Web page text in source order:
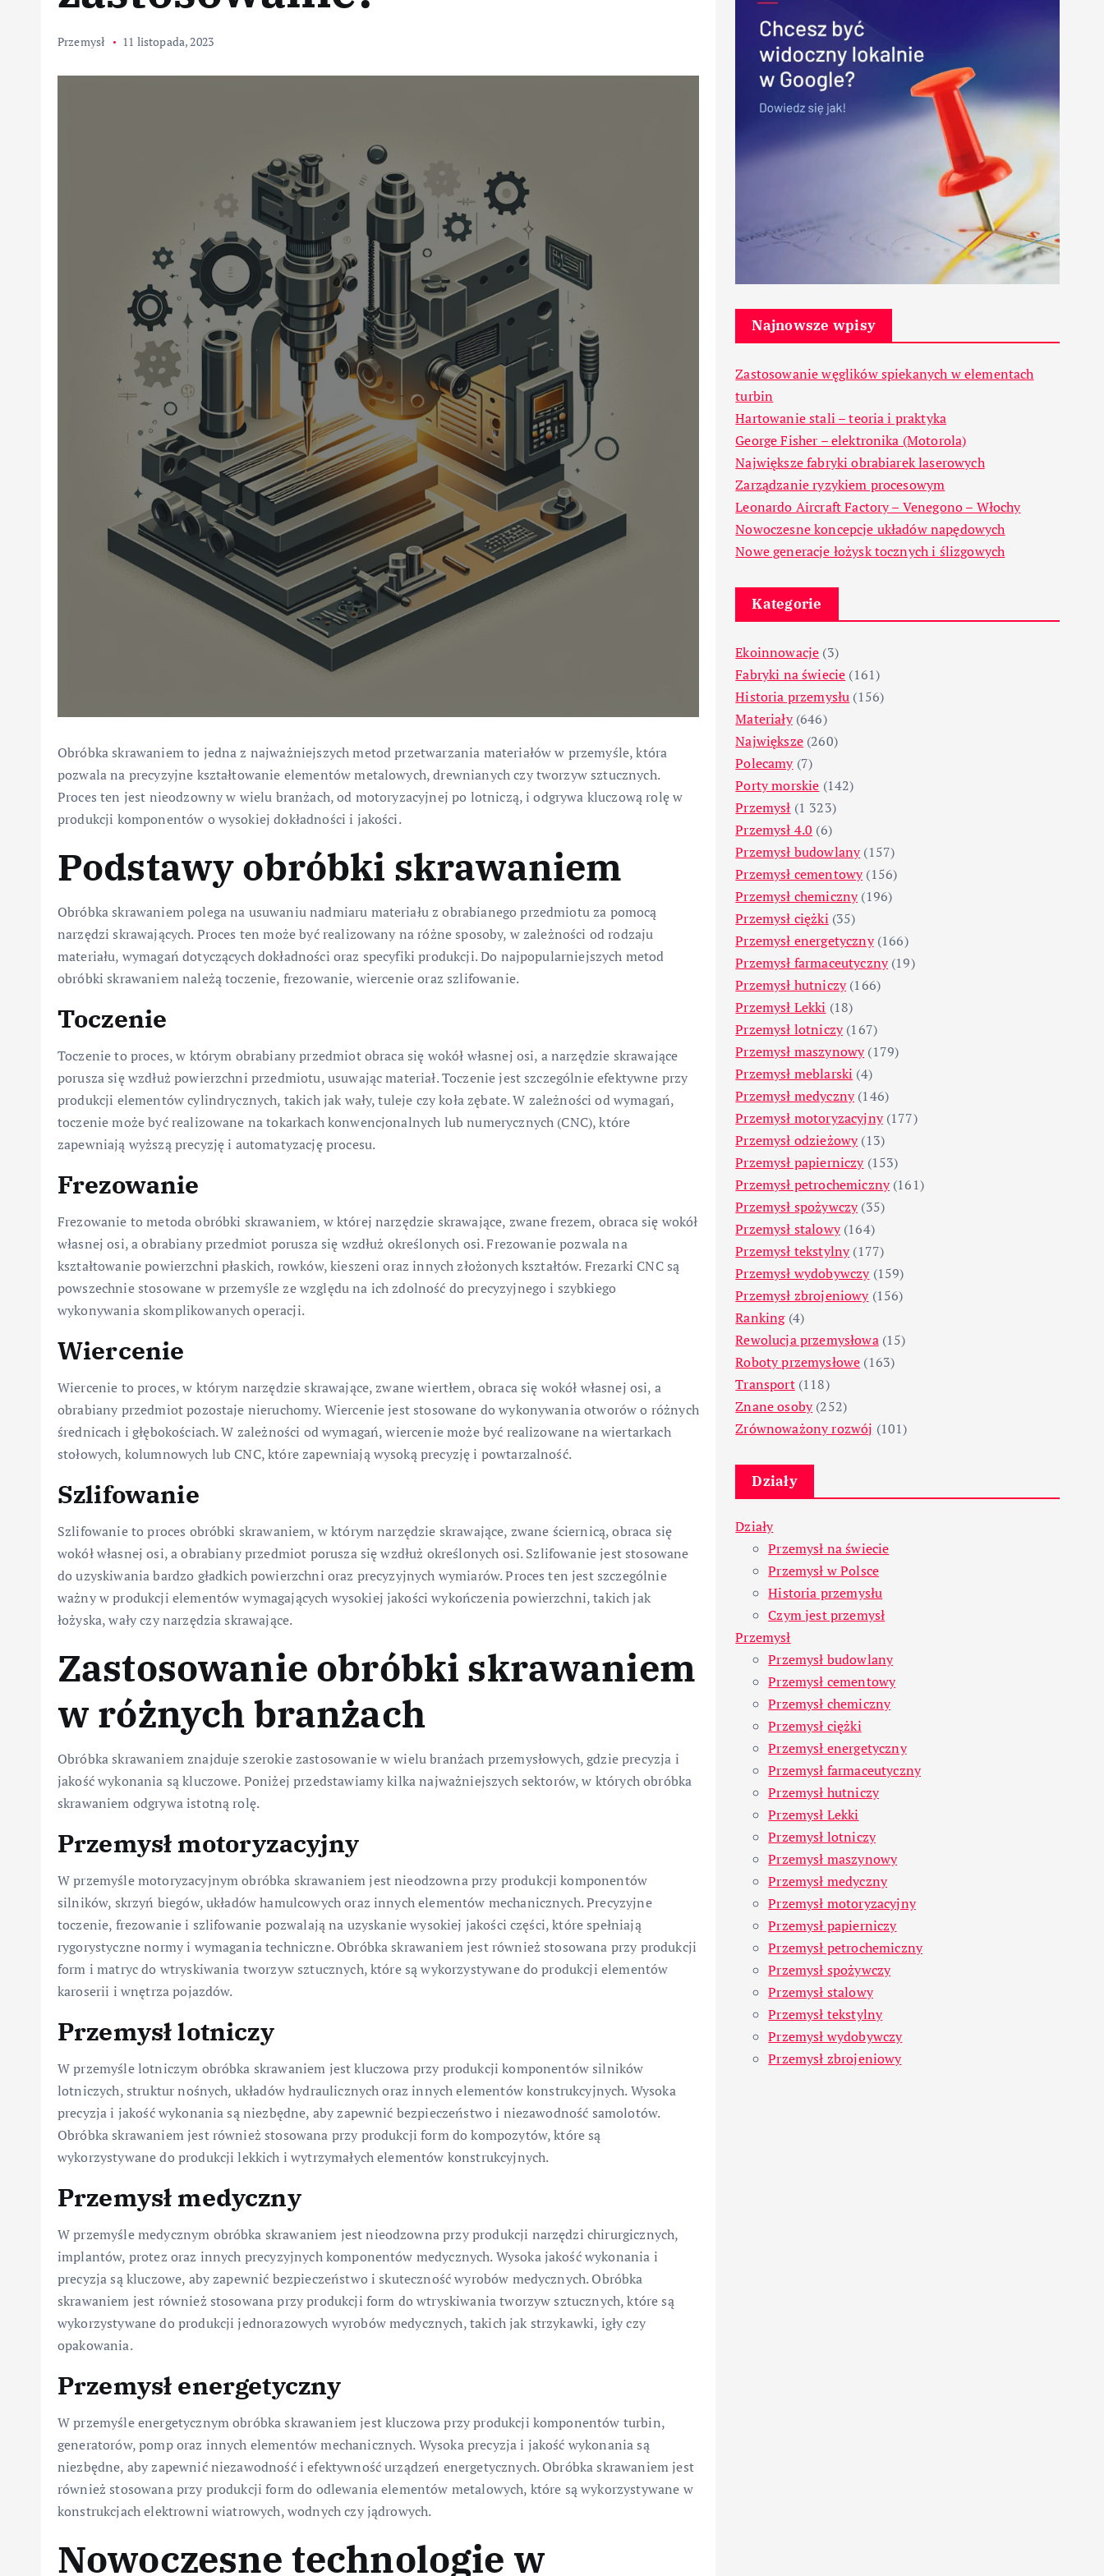
Przemysł 11 listopada, 2023
Obróbka skrawaniem to jedna z najważniejszych metod przetwarzania materiałów w przemyśle, która
pozwala na precyzyjne kształtowanie elementów metalowych, drewnianych czy tworzyw sztucznych.
Proces ten jest nieodzowny w wielu branżach, od motoryzacyjnej po lotniczą, i odgrywa kluczową rolę w
produkcji komponentów o wysokiej dokładności i jakości.
Podstawy obróbki skrawaniem
Obróbka skrawaniem polega na usuwaniu nadmiaru materiału z obrabianego przedmiotu za pomocą
narzędzi skrawających. Proces ten może być realizowany na różne sposoby, w zależności od rodzaju
materiału, wymagań dotyczących dokładności oraz specyfiki produkcji. Do najpopularniejszych metod
obróbki skrawaniem należą toczenie, frezowanie, wiercenie oraz szlifowanie.
Toczenie
Toczenie to proces, w którym obrabiany przedmiot obraca się wokół własnej osi, a narzędzie skrawające
porusza się wzdłuż powierzchni przedmiotu, usuwając materiał. Toczenie jest szczególnie efektywne przy
produkcji elementów cylindrycznych, takich jak wały, tuleje czy koła zębate. W zależności od wymagań,
toczenie może być realizowane na tokarkach konwencjonalnych lub numerycznych (CNC), które
zapewniają wyższą precyzję i automatyzację procesu.
Frezowanie
Frezowanie to metoda obróbki skrawaniem, w której narzędzie skrawające, zwane frezem, obraca się wokół
własnej osi, a obrabiany przedmiot porusza się wzdłuż określonych osi. Frezowanie pozwala na
kształtowanie powierzchni płaskich, rowków, kieszeni oraz innych złożonych kształtów. Frezarki CNC są
powszechnie stosowane w przemyśle ze względu na ich zdolność do precyzyjnego i szybkiego
wykonywania skomplikowanych operacji.
Wiercenie
Wiercenie to proces, w którym narzędzie skrawające, zwane wiertłem, obraca się wokół własnej osi, a
obrabiany przedmiot pozostaje nieruchomy. Wiercenie jest stosowane do wykonywania otworów o różnych
średnicach i głębokościach. W zależności od wymagań, wiercenie może być realizowane na wiertarkach
stołowych, kolumnowych lub CNC, które zapewniają wysoką precyzję i powtarzalność.
Szlifowanie
Szlifowanie to proces obróbki skrawaniem, w którym narzędzie skrawające, zwane ściernicą, obraca się
wokół własnej osi, a obrabiany przedmiot porusza się wzdłuż określonych osi. Szlifowanie jest stosowane
do uzyskiwania bardzo gładkich powierzchni oraz precyzyjnych wymiarów. Proces ten jest szczególnie
ważny w produkcji elementów wymagających wysokiej jakości wykończenia powierzchni, takich jak
łożyska, wały czy narzędzia skrawające.
Zastosowanie obróbki skrawaniem
w różnych branżach
Obróbka skrawaniem znajduje szerokie zastosowanie w wielu branżach przemysłowych, gdzie precyzja i
jakość wykonania są kluczowe. Poniżej przedstawiamy kilka najważniejszych sektorów, w których obróbka
skrawaniem odgrywa istotną rolę.
Przemysł motoryzacyjny
W przemyśle motoryzacyjnym obróbka skrawaniem jest nieodzowna przy produkcji komponentów
silników, skrzyń biegów, układów hamulcowych oraz innych elementów mechanicznych. Precyzyjne
toczenie, frezowanie i szlifowanie pozwalają na uzyskanie wysokiej jakości części, które spełniają
rygorystyczne normy i wymagania techniczne. Obróbka skrawaniem jest również stosowana przy produkcji
form i matryc do wtryskiwania tworzyw sztucznych, które są wykorzystywane do produkcji elementów
karoserii i wnętrza pojazdów.
Przemysł lotniczy
W przemyśle lotniczym obróbka skrawaniem jest kluczowa przy produkcji komponentów silników
lotniczych, struktur nośnych, układów hydraulicznych oraz innych elementów konstrukcyjnych. Wysoka
precyzja i jakość wykonania są niezbędne, aby zapewnić bezpieczeństwo i niezawodność samolotów.
Obróbka skrawaniem jest również stosowana przy produkcji form do kompozytów, które są
wykorzystywane do produkcji lekkich i wytrzymałych elementów konstrukcyjnych.
Przemysł medyczny
W przemyśle medycznym obróbka skrawaniem jest nieodzowna przy produkcji narzędzi chirurgicznych,
implantów, protez oraz innych precyzyjnych komponentów medycznych. Wysoka jakość wykonania i
precyzja są kluczowe, aby zapewnić bezpieczeństwo i skuteczność wyrobów medycznych. Obróbka
skrawaniem jest również stosowana przy produkcji form do wtryskiwania tworzyw sztucznych, które są
wykorzystywane do produkcji jednorazowych wyrobów medycznych, takich jak strzykawki, igły czy
opakowania.
Przemysł energetyczny
W przemyśle energetycznym obróbka skrawaniem jest kluczowa przy produkcji komponentów turbin,
generatorów, pomp oraz innych elementów mechanicznych. Wysoka precyzja i jakość wykonania są
niezbędne, aby zapewnić niezawodność i efektywność urządzeń energetycznych. Obróbka skrawaniem jest
również stosowana przy produkcji form do odlewania elementów metalowych, które są wykorzystywane w
konstrukcjach elektrowni wiatrowych, wodnych czy jądrowych.
Nowoczesne technologie w
Najnowsze wpisy
Zastosowanie węglików spiekanych w elementach
turbin
Hartowanie stali – teoria i praktyka
George Fisher – elektronika (Motorola)
Największe fabryki obrabiarek laserowych
Zarządzanie ryzykiem procesowym
Leonardo Aircraft Factory – Venegono – Włochy
Nowoczesne koncepcje układów napędowych
Nowe generacje łożysk tocznych i ślizgowych
Kategorie
Ekoinnowacje (3)
Fabryki na świecie (161)
Historia przemysłu (156)
Materiały(646)
Największe(260)
Polecamy(7)
Porty morskie (142)
Przemysł (1 323)
Przemysł 4.0 (6)
Przemysł budowlany(157)
Przemysł cementowy(156)
Przemysł chemiczny(196)
Przemysł ciężki (35)
Przemysł energetyczny(166)
Przemysł farmaceutyczny(19)
Przemysł hutniczy(166)
Przemysł Lekki (18)
Przemysł lotniczy(167)
Przemysł maszynowy(179)
Przemysł meblarski (4)
Przemysł medyczny(146)
Przemysł motoryzacyjny(177)
Przemysł odzieżowy(13)
Przemysł papierniczy(153)
Przemysł petrochemiczny(161)
Przemysł spożywczy(35)
Przemysł stalowy(164)
Przemysł tekstylny(177)
Przemysł wydobywczy(159)
Przemysł zbrojeniowy(156)
Ranking(4)
Rewolucja przemysłowa(15)
Roboty przemysłowe (163)
Transport(118)
Znane osoby(252)
Zrównoważony rozwój (101)
Działy
Działy
Przemysł na świecie
Przemysł w Polsce
Historia przemysłu
Czym jest przemysł
Przemysł
Przemysł budowlany
Przemysł cementowy
Przemysł chemiczny
Przemysł ciężki
Przemysł energetyczny
Przemysł farmaceutyczny
Przemysł hutniczy
Przemysł Lekki
Przemysł lotniczy
Przemysł maszynowy
Przemysł medyczny
Przemysł motoryzacyjny
Przemysł papierniczy
Przemysł petrochemiczny
Przemysł spożywczy
Przemysł stalowy
Przemysł tekstylny
Przemysł wydobywczy
Przemysł zbrojeniowy